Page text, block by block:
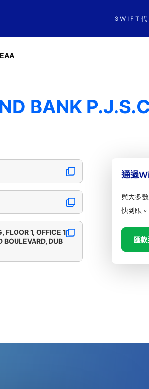
SWIFT代
BANK
FLOOR 1, OFFICE 1
BOULEVARD, DUB
通過
與大多
快到賬。
匯